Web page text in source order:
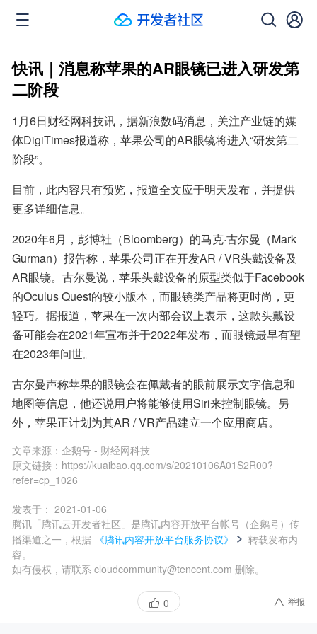
快讯｜消息称苹果的AR眼镜已进入研发第
二阶段
1月6日财经网科技讯，据新浪数码消息，关注产业链的媒
体DigiTimes报道称，苹果公司的AR眼镜将进入“研发第二
阶段”。
目前，此内容只有预览，报道全文应于明天发布，并提供
更多详细信息。
2020年6月，彭博社（Bloomberg）的马克·古尔曼（Mark
Gurman）报告称，苹果公司正在开发AR / VR头戴设备及
AR眼镜。古尔曼说，苹果头戴设备的原型类似于Facebook
的Oculus Quest的较小版本，而眼镜类产品将更时尚，更
轻巧。据报道，苹果在一次内部会议上表示，这款头戴设
备可能会在2021年宣布并于2022年发布，而眼镜最早有望
在2023年问世。
古尔曼声称苹果的眼镜会在佩戴者的眼前展示文字信息和
地图等信息，他还说用户将能够使用Siri来控制眼镜。另
外，苹果正计划为其AR / VR产品建立一个应用商店。
文章来源： 企鹅号 - 财经网科技
原文链接： https://kuaibao.qq.com/s/20210106A01S2R00?
refer=cp_1026
发表于： 2021-01-06
腾讯「腾讯云开发者社区」是腾讯内容开放平台帐号（企鹅号）传
播渠道之一，根据
《腾讯内容开放平台服务协议》
转载发布内
容。
如有侵权，请联系 cloudcommunity@tencent.com 删除。
0 举报